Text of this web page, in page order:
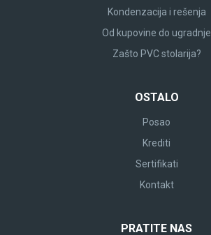
Kondenzacija i rešenja
Od kupovine do ugradnje
Zašto PVC stolarija?
OSTALO
Posao
Krediti
Sertifikati
Kontakt
PRATITE NAS